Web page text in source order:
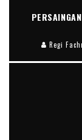
Regi